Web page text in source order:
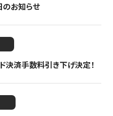
のお知らせ
決済手数料引き下げ決定！